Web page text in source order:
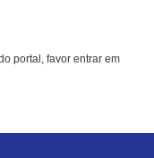
portal, favor entrar em